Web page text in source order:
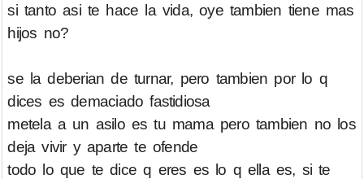
si tanto asi te hace la vida, oye tambien tiene mas
hijos no?
se la deberian de turnar, pero tambien por lo q
dices es demaciado fastidiosa
metela a un asilo es tu mama pero tambien no los
deja vivir y aparte te ofende
todo lo que te dice q eres es lo q ella es, si te